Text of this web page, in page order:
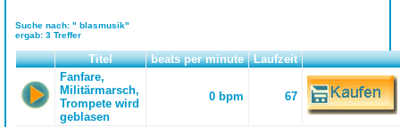
Suche nach: " blasmusik"
ergab: 3 Treffer
Titel beats per minute
Laufzeit
Fanfare,
Militärmarsch,
Trompete wird
geblasen
0 bpm 67